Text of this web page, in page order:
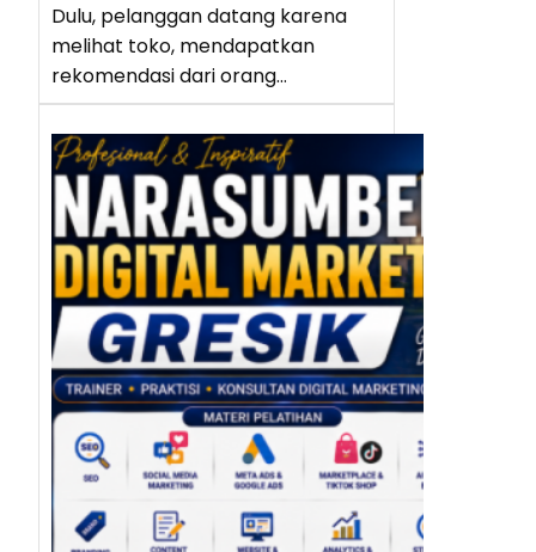
Dulu, pelanggan datang karena
melihat toko, mendapatkan
rekomendasi dari orang…